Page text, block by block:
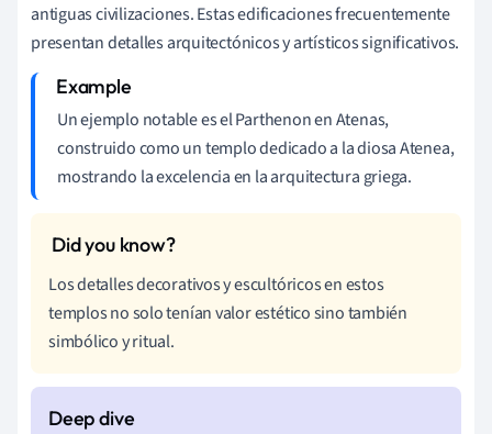
antiguas civilizaciones. Estas edificaciones frecuentemente
presentan detalles arquitectónicos y artísticos significativos.
Un ejemplo notable es el Parthenon en Atenas,
construido como un templo dedicado a la diosa Atenea,
mostrando la excelencia en la arquitectura griega.
Los detalles decorativos y escultóricos en estos
templos no solo tenían valor estético sino también
simbólico y ritual.